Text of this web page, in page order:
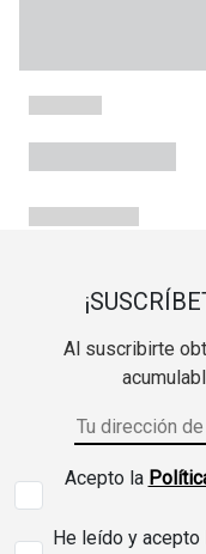
Al suscribirte
Acepto la
He leído y acepto